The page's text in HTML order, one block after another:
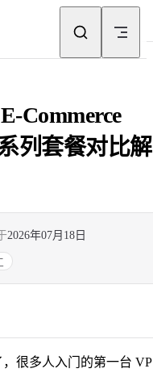
Commerce
列套餐对比解
2026年07月18日
很多人入门的第一台